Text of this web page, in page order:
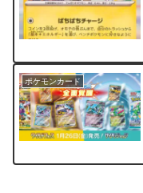
ポケモンカード